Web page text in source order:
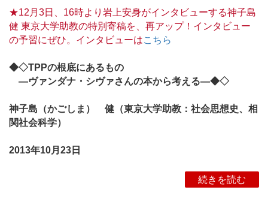
★12月3日、16時より岩上安身がインタビューする神子島
健 東京大学助教の特別寄稿を、再アップ！インタビュー
の予習にぜひ。インタビューはこちら
◆◇TPPの根底にあるもの
―ヴァンダナ・シヴァさんの本から考える―◆◇
神子島（かごしま） 健（東京大学助教：社会思想史、相
関社会科学）
2013年10月23日
続きを読む